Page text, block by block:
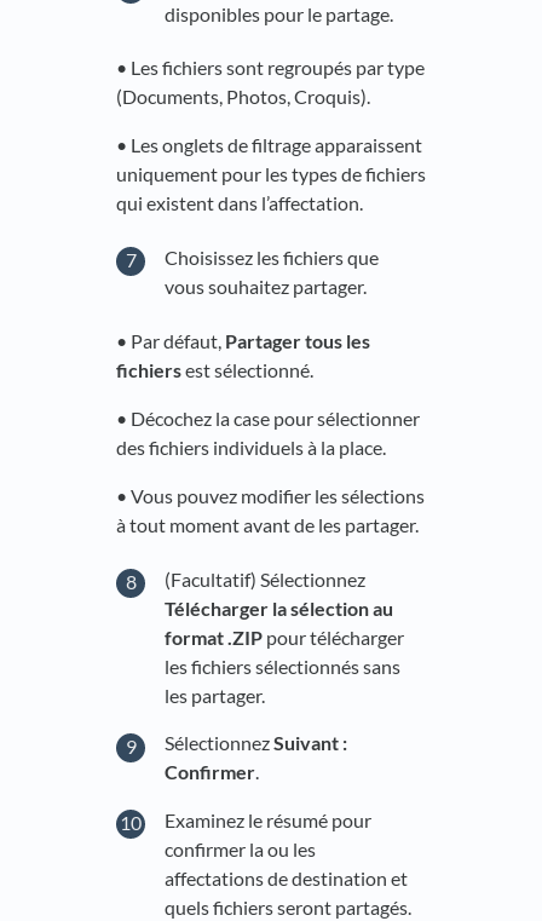
disponibles pour le partage.
• Les fichiers sont regroupés par type
(Documents, Photos, Croquis).
• Les onglets de filtrage apparaissent
uniquement pour les types de fichiers
qui existent dans l’affectation.
Choisissez les fichiers que
vous souhaitez partager.
• Par défaut, Partager tous les
fichiersest sélectionné.
• Décochez la case pour sélectionner
des fichiers individuels à la place.
• Vous pouvez modifier les sélections
à tout moment avant de les partager.
(Facultatif) Sélectionnez
Télécharger la sélection au
format .ZIP pour télécharger
les fichiers sélectionnés sans
les partager.
SélectionnezSuivant :
Confirmer.
Examinez le résumé pour
confirmer la ou les
affectations de destination et
quels fichiers seront partagés.